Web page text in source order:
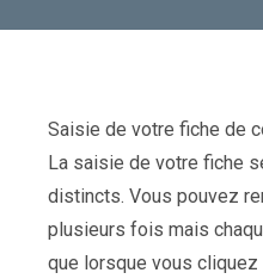
Saisie de votre fiche de
La saisie de votre fiche
distincts. Vous pouvez
plusieurs fois mais
que lorsque vous cliquez